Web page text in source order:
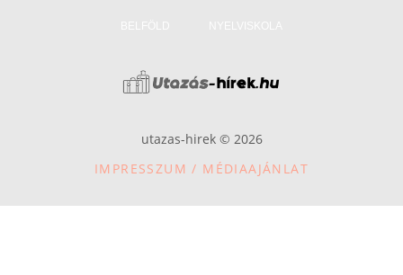
utazas-hirek © 2026
IMPRESSZUM / MÉDIAAJÁNLAT